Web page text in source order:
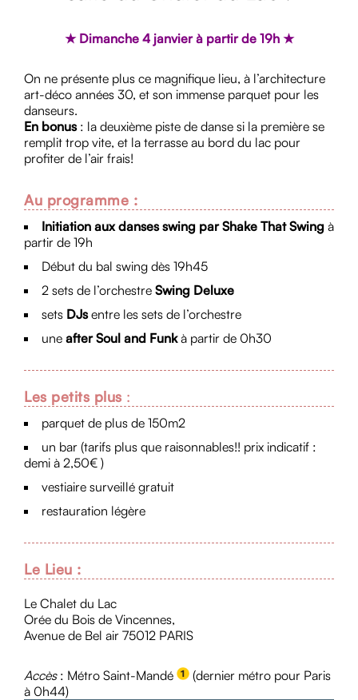
★ Dimanche 4 janvier à partir de 19h ★
On ne présente plus ce magnifique lieu, à l’architecture
art-déco années 30, et son immense parquet pour les
danseurs.
En bonus: la deuxième piste de danse si la première se
remplit trop vite, et la terrasse au bord du lac pour
profiter de l’air frais!
Au programme :
Initiation aux danses swing par Shake That Swing à
partir de 19h
Début du bal swing dès 19h45
2 sets de l’orchestre Swing Deluxe
sets DJsentre les sets de l’orchestre
une after Soul and Funkà partir de 0h30
Les petits plus :
parquet de plus de 150m2
un bar (tarifs plus que raisonnables!! prix indicatif :
demi à 2,50€ )
vestiaire surveillé gratuit
restauration légère
Le Lieu :
Le Chalet du Lac
Orée du Bois de Vincennes,
Avenue de Bel air 75012 PARIS
Accès: Métro Saint-Mandé
(dernier métro pour Paris
à 0h44)